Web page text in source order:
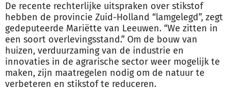
De recente rechterlijke uitspraken over stikstof
hebben de provincie Zuid-Holland “lamgelegd”, zegt
gedeputeerde Mariëtte van Leeuwen. “We zitten in
een soort overlevingsstand.” Om de bouw van
huizen, verduurzaming van de industrie en
innovaties in de agrarische sector weer mogelijk te
maken, zijn maatregelen nodig om de natuur te
verbeteren en stikstof te reduceren.